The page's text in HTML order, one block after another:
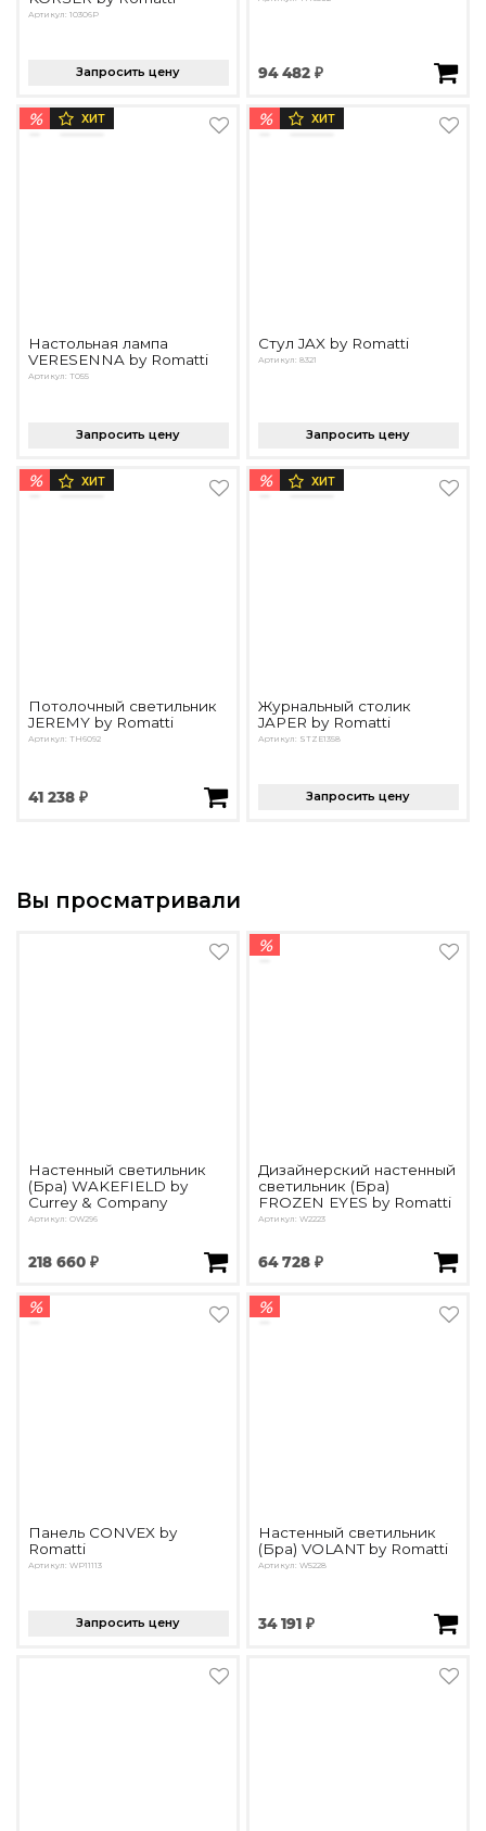
Артикул: 10306P
Запросить цену 94 482 ₽
% ХИТ
Настольная лампа
VERESENNA by Romatti
Артикул: T055
Запросить цену
% ХИТ
Стул JAX by Romatti
Артикул: 8321
Запросить цену
% ХИТ
Потолочный светильник
JEREMY by Romatti
Артикул: TH6092
41 238 ₽
% ХИТ
Журнальный столик
JAPER by Romatti
Артикул: STZE1358
Запросить цену
Вы просматривали
Настенный светильник
(Бра) WAKEFIELD by
Currey & Company
Артикул: OW296
218 660 ₽
%
Дизайнерский настенный
светильник (Бра)
FROZEN EYES by Romatti
Артикул: W2223
64 728 ₽
%
Панель CONVEX by
Romatti
Артикул: WP11113
Запросить цену
%
Настенный светильник
(Бра) VOLANT by Romatti
Артикул: W5228
34 191 ₽